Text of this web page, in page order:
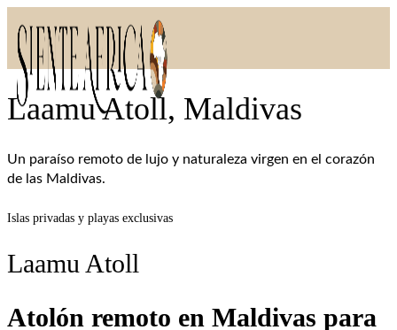
Laamu Atoll, Maldivas
Un paraíso remoto de lujo y naturaleza virgen en el corazón
de las Maldivas.
Islas privadas y playas exclusivas
Laamu Atoll
Atolón remoto en Maldivas para